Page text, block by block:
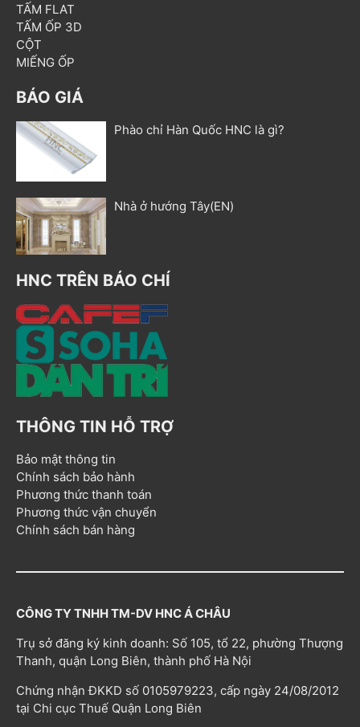
TẤM FLAT
TẤM ỐP 3D
CỘT
MIẾNG ỐP
BÁO GIÁ
Phào chỉ Hàn Quốc HNC là gì?
Nhà ở hướng Tây(EN)
HNC TRÊN BÁO CHÍ
THÔNG TIN HỖ TRỢ
Bảo mật thông tin
Chính sách bảo hành
Phương thức thanh toán
Phương thức vận chuyển
Chính sách bán hàng
CÔNG TY TNHH TM-DV HNC Á CHÂU
Trụ sở đăng ký kinh doanh: Số 105, tổ 22, phường Thượng
Thanh, quận Long Biên, thành phố Hà Nội
Chứng nhận ĐKKD số 0105979223, cấp ngày 24/08/2012
tại Chi cục Thuế Quận Long Biên